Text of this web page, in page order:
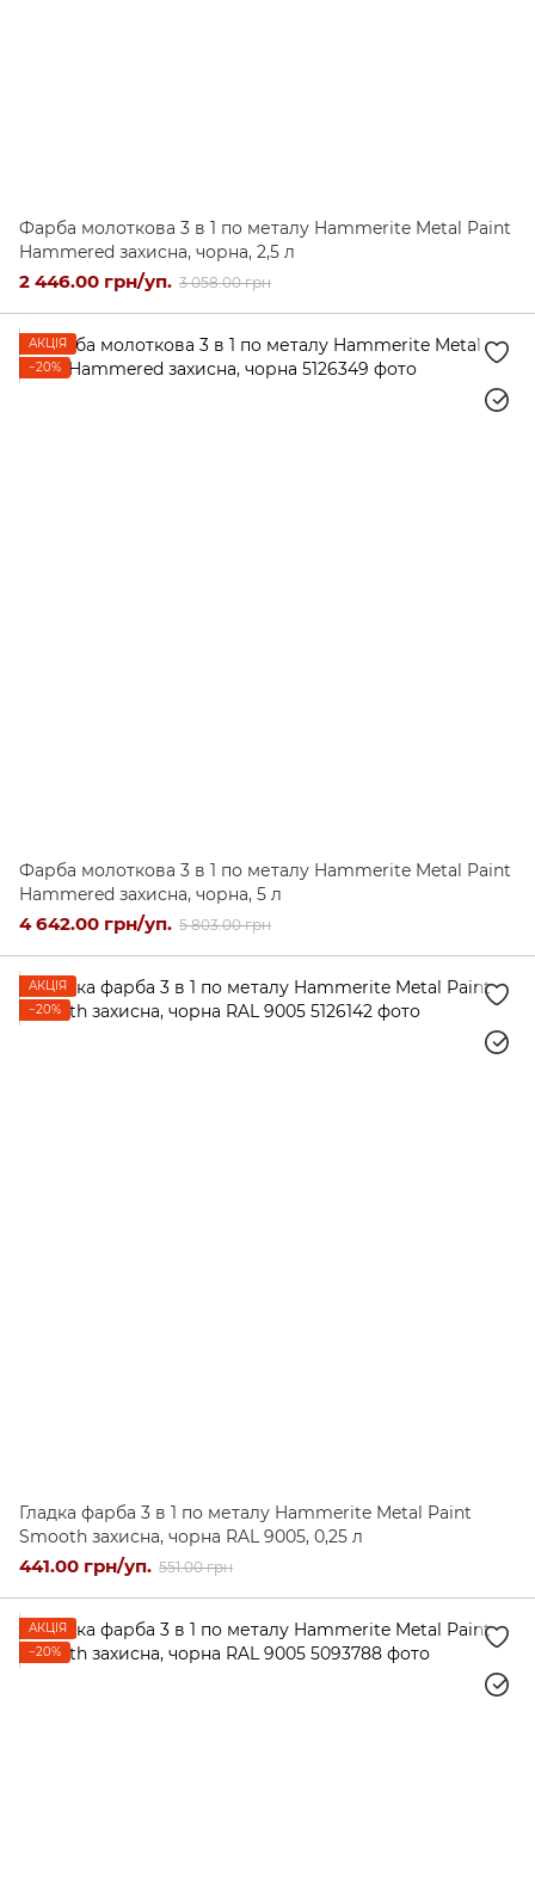
Фарба молоткова 3 в 1 по металу Hammerite Metal Paint
Hammered захисна, чорна, 2,5 л
2 446.00 грн/уп. 3 058.00 грн
АКЦІЯ
−20%
Фарба молоткова 3 в 1 по металу Hammerite Metal Paint
Hammered захисна, чорна, 5 л
4 642.00 грн/уп. 5 803.00 грн
АКЦІЯ
−20%
Гладка фарба 3 в 1 по металу Hammerite Metal Paint
Smooth захисна, чорна RAL 9005, 0,25 л
441.00 грн/уп. 551.00 грн
АКЦІЯ
−20%